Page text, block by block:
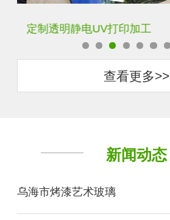
定制透明静电UV打印加工
查看更多>>
新闻动态
乌海市烤漆艺术玻璃